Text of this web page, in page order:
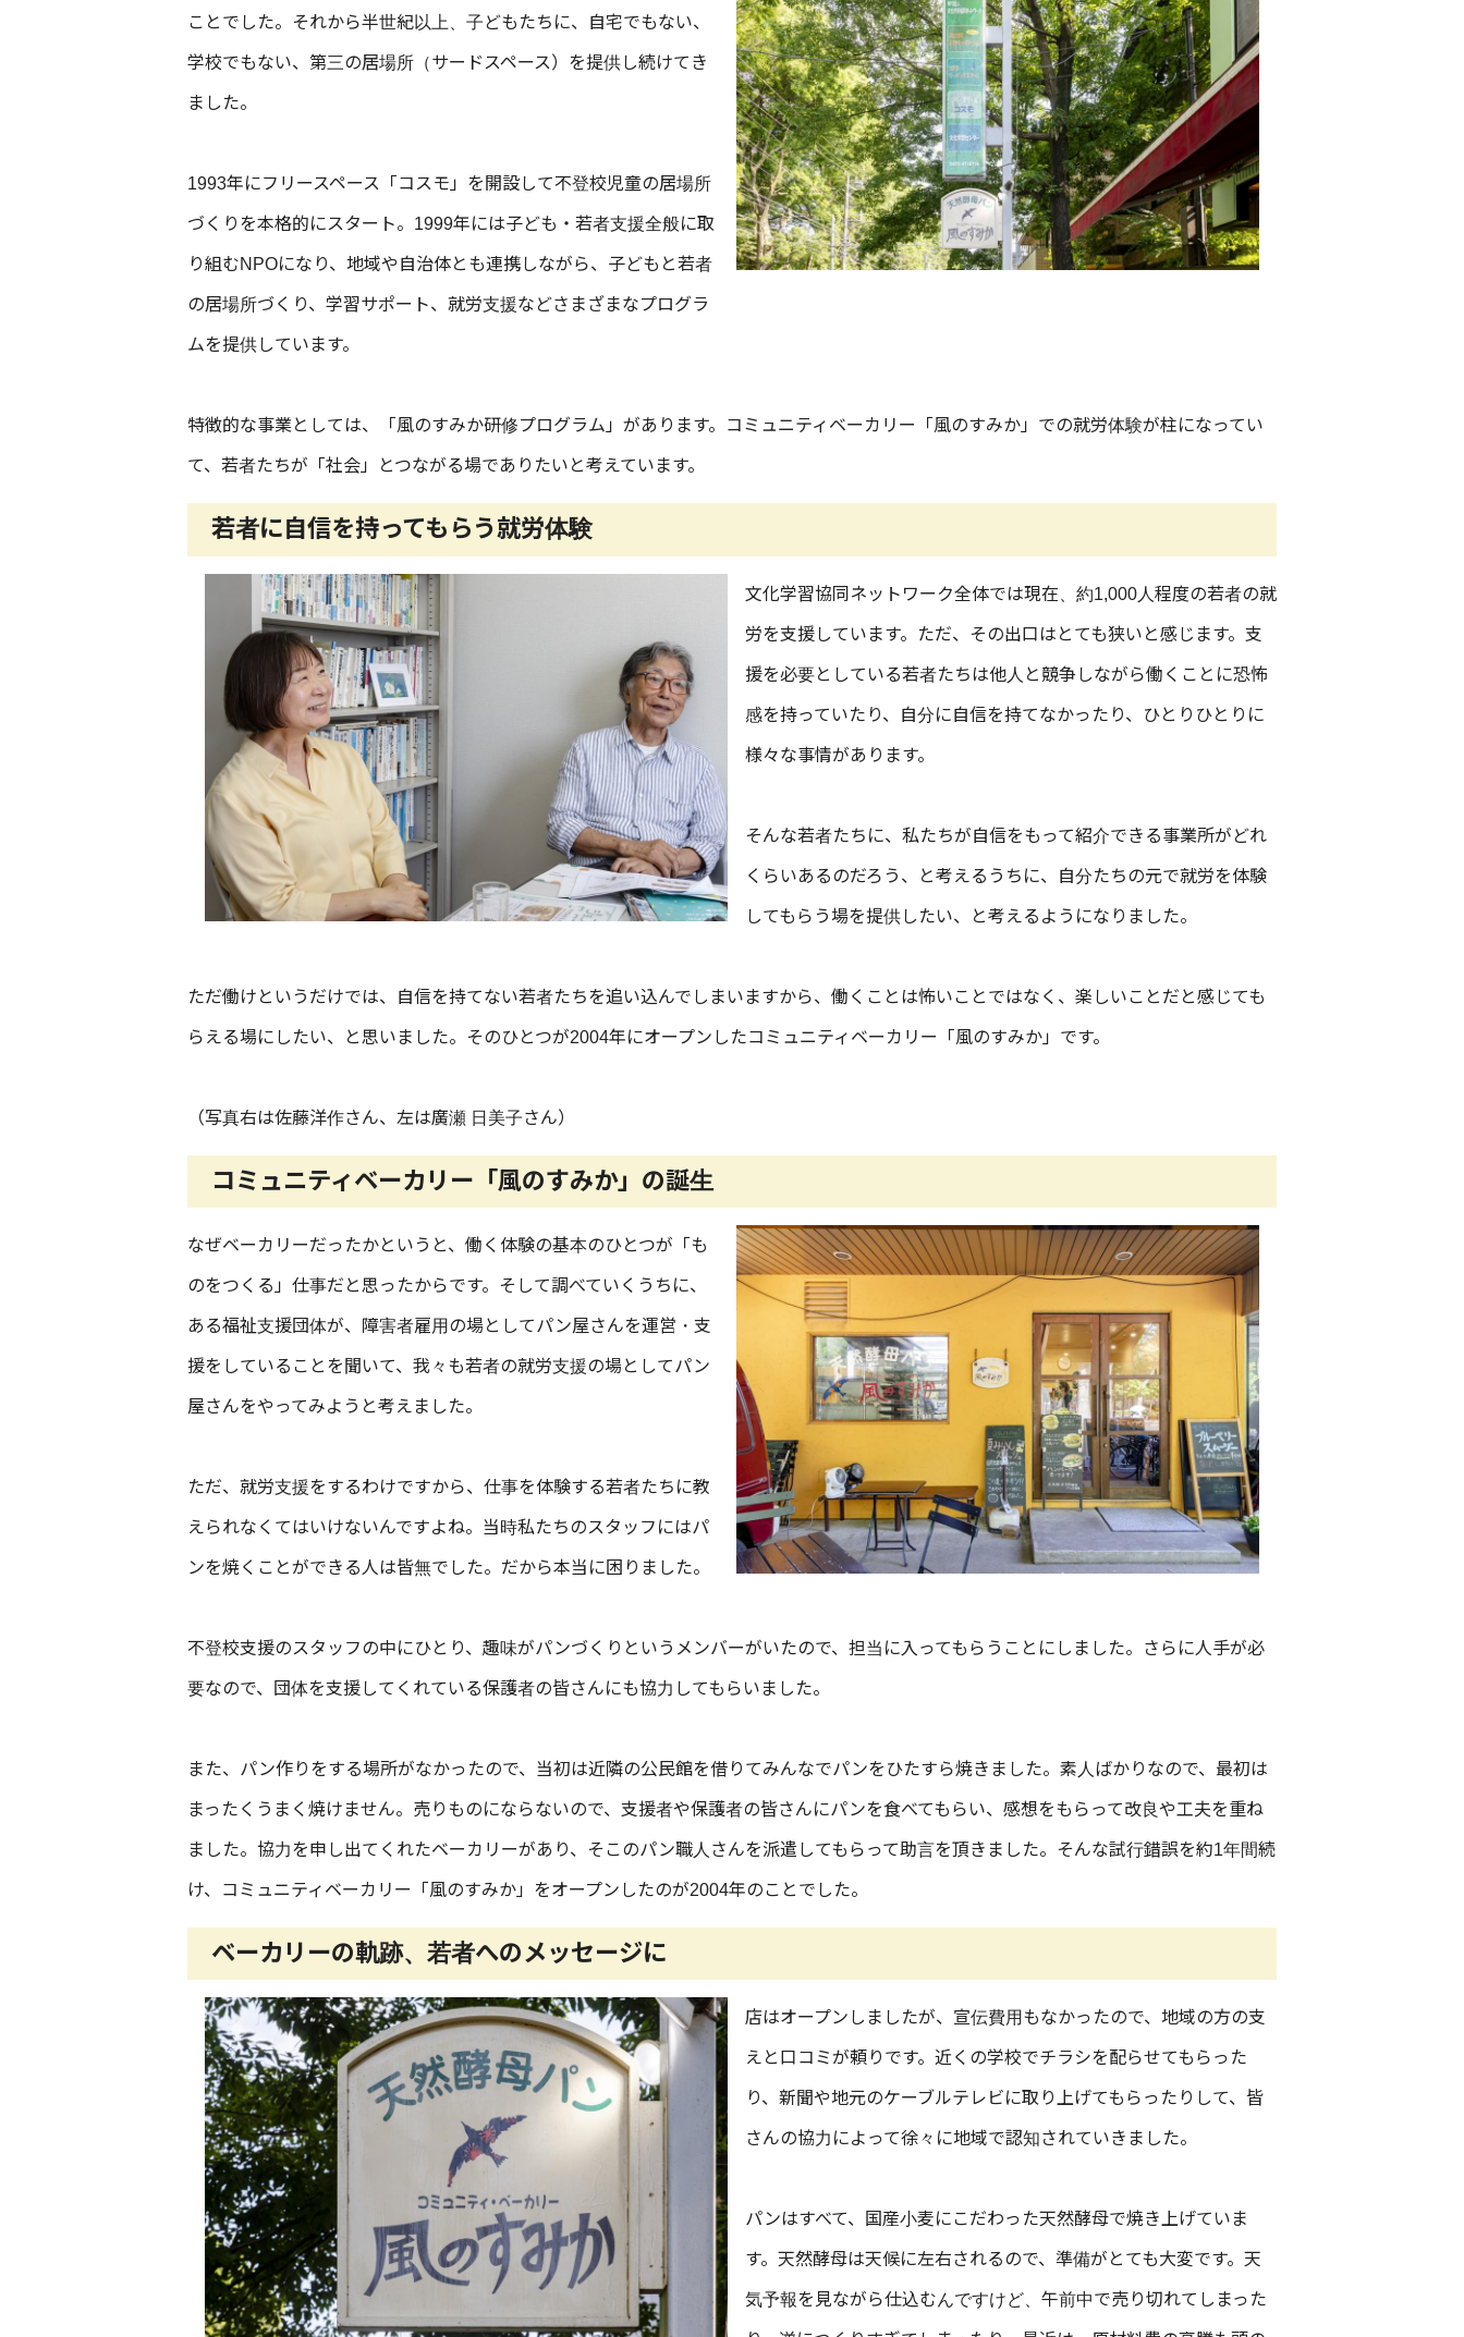
ことでした。それから半世紀以上、子どもたちに、自宅でもない、
学校でもない、第三の居場所（サードスペース）を提供し続けてき
ました。
1993年にフリースペース「コスモ」を開設して不登校児童の居場所
づくりを本格的にスタート。1999年には子ども・若者支援全般に取
り組むNPOになり、地域や自治体とも連携しながら、子どもと若者
の居場所づくり、学習サポート、就労支援などさまざまなプログラ
ムを提供しています。
特徴的な事業としては、「風のすみか研修プログラム」があります。コミュニティベーカリー「風のすみか」での就労体験が柱になってい
て、若者たちが「社会」とつながる場でありたいと考えています。
若者に自信を持ってもらう就労体験
文化学習協同ネットワーク全体では現在、約1,000人程度の若者の就
労を支援しています。ただ、その出口はとても狭いと感じます。支
援を必要としている若者たちは他人と競争しながら働くことに恐怖
感を持っていたり、自分に自信を持てなかったり、ひとりひとりに
様々な事情があります。
そんな若者たちに、私たちが自信をもって紹介できる事業所がどれ
くらいあるのだろう、と考えるうちに、自分たちの元で就労を体験
してもらう場を提供したい、と考えるようになりました。
ただ働けというだけでは、自信を持てない若者たちを追い込んでしまいますから、働くことは怖いことではなく、楽しいことだと感じても
らえる場にしたい、と思いました。そのひとつが2004年にオープンしたコミュニティベーカリー「風のすみか」です。
（写真右は佐藤洋作さん、左は廣瀬 日美子さん）
コミュニティベーカリー「風のすみか」の誕生
なぜベーカリーだったかというと、働く体験の基本のひとつが「も
のをつくる」仕事だと思ったからです。そして調べていくうちに、
ある福祉支援団体が、障害者雇用の場としてパン屋さんを運営・支
援をしていることを聞いて、我々も若者の就労支援の場としてパン
屋さんをやってみようと考えました。
ただ、就労支援をするわけですから、仕事を体験する若者たちに教
えられなくてはいけないんですよね。当時私たちのスタッフにはパ
ンを焼くことができる人は皆無でした。だから本当に困りました。
不登校支援のスタッフの中にひとり、趣味がパンづくりというメンバーがいたので、担当に入ってもらうことにしました。さらに人手が必
要なので、団体を支援してくれている保護者の皆さんにも協力してもらいました。
また、パン作りをする場所がなかったので、当初は近隣の公民館を借りてみんなでパンをひたすら焼きました。素人ばかりなので、最初は
まったくうまく焼けません。売りものにならないので、支援者や保護者の皆さんにパンを食べてもらい、感想をもらって改良や工夫を重ね
ました。協力を申し出てくれたベーカリーがあり、そこのパン職人さんを派遣してもらって助言を頂きました。そんな試行錯誤を約1年間続
け、コミュニティベーカリー「風のすみか」をオープンしたのが2004年のことでした。
ベーカリーの軌跡、若者へのメッセージに
店はオープンしましたが、宣伝費用もなかったので、地域の方の支
えと口コミが頼りです。近くの学校でチラシを配らせてもらった
り、新聞や地元のケーブルテレビに取り上げてもらったりして、皆
さんの協力によって徐々に地域で認知されていきました。
パンはすべて、国産小麦にこだわった天然酵母で焼き上げていま
す。天然酵母は天候に左右されるので、準備がとても大変です。天
気予報を見ながら仕込むんですけど、午前中で売り切れてしまった